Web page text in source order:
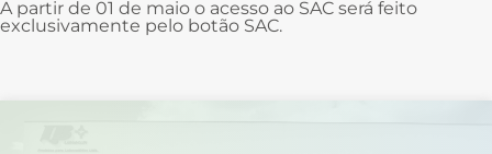
A partir de 01 de maio o acesso ao SAC será feito
exclusivamente pelo botão SAC.